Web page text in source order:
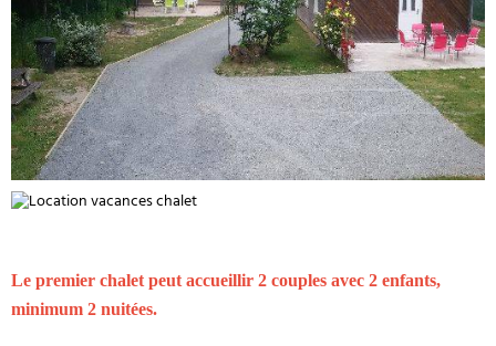
Le premier chalet peut accueillir 2 couples avec 2 enfants,
minimum 2 nuitées.